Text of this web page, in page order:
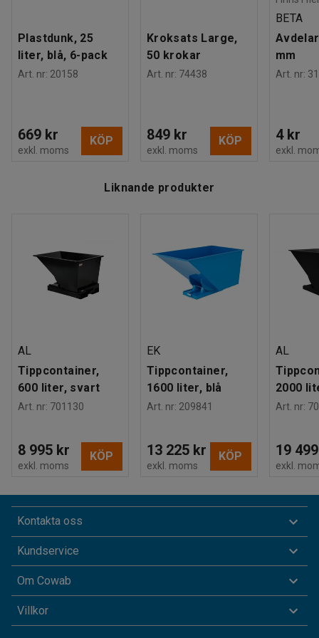
Plastdunk, 25
liter, blå, 6-pack
Art. nr: 20158
669 kr
exkl. moms
KÖP
Kroksats Large,
50 krokar
Art. nr: 74438
849 kr
exkl. moms
KÖP
BETA
mm
Art. nr:
4 kr
exkl.
Liknande produkter
AL
Tippcontainer,
600 liter, svart
Art. nr: 701130
8 995 kr
exkl. moms
KÖP
EK
Tippcontainer,
1600 liter, blå
Art. nr: 209841
13 225 kr
exkl. moms
KÖP
AL
2000
Art. nr:
19
exkl.
Kontakta oss
Kundservice
Om Cowab
Villkor